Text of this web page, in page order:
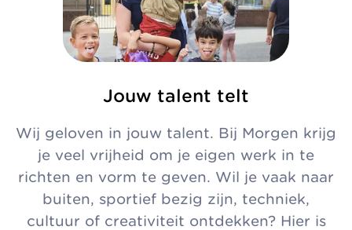
Jouw talent telt
Wij geloven in jouw talent. Bij Morgen krijg
je veel vrijheid om je eigen werk in te
richten en vorm te geven. Wil je vaak naar
buiten, sportief bezig zijn, techniek,
cultuur of creativiteit ontdekken? Hier is